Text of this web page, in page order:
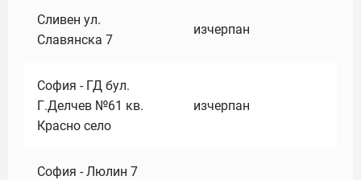
Сливен ул.
Славянска 7
изчерпан
София - ГД бул.
Г.Делчев №61 кв.
Красно село
изчерпан
София - Люлин 7